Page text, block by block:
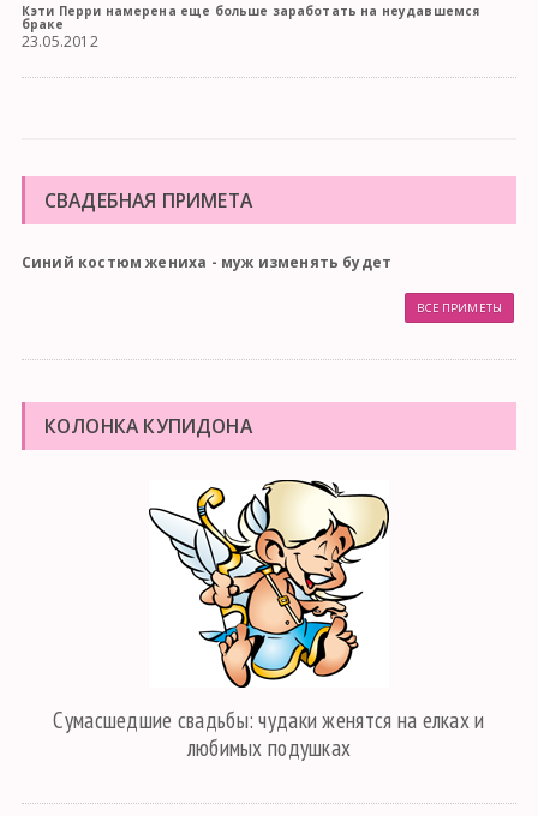
Кэти Перри намерена еще больше заработать на неудавшемся
браке
23.05.2012
СВАДЕБНАЯ ПРИМЕТА
Синий костюм жениха - муж изменять будет
ВСЕ ПРИМЕТЫ
КОЛОНКА КУПИДОНА
Сумасшедшие свадьбы: чудаки женятся на елках и
любимых подушках